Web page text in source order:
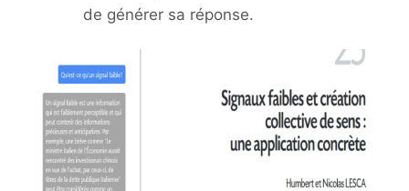
de générer sa réponse.